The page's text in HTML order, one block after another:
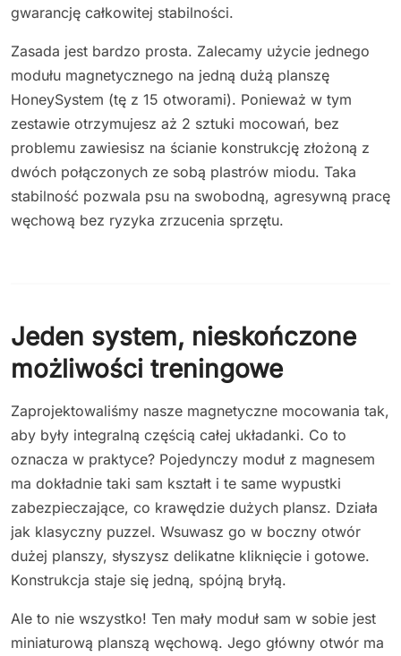
gwarancję całkowitej stabilności.
Zasada jest bardzo prosta. Zalecamy użycie jednego
modułu magnetycznego na jedną dużą planszę
HoneySystem (tę z 15 otworami). Ponieważ w tym
zestawie otrzymujesz aż 2 sztuki mocowań, bez
problemu zawiesisz na ścianie konstrukcję złożoną z
dwóch połączonych ze sobą plastrów miodu. Taka
stabilność pozwala psu na swobodną, agresywną pracę
węchową bez ryzyka zrzucenia sprzętu.
Jeden system, nieskończone
możliwości treningowe
Zaprojektowaliśmy nasze magnetyczne mocowania tak,
aby były integralną częścią całej układanki. Co to
oznacza w praktyce? Pojedynczy moduł z magnesem
ma dokładnie taki sam kształt i te same wypustki
zabezpieczające, co krawędzie dużych plansz. Działa
jak klasyczny puzzel. Wsuwasz go w boczny otwór
dużej planszy, słyszysz delikatne kliknięcie i gotowe.
Konstrukcja staje się jedną, spójną bryłą.
Ale to nie wszystko! Ten mały moduł sam w sobie jest
miniaturową planszą węchową. Jego główny otwór ma